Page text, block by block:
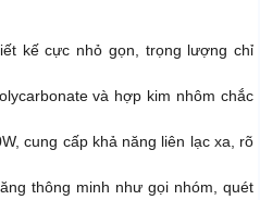
kế cực nhỏ gọn, trọng lượng chỉ
và hợp kim nhôm chắc
cung cấp khả năng liên lạc xa, rõ
thông minh như gọi nhóm, quét